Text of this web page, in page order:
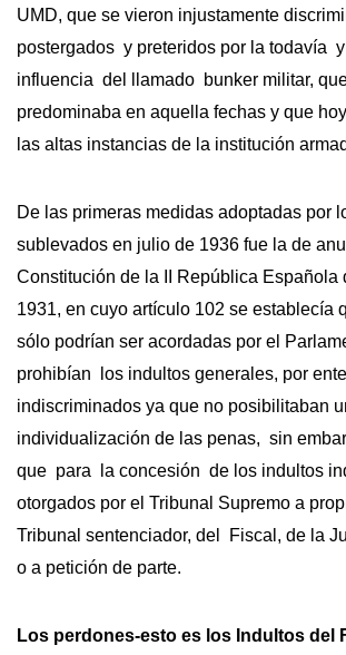
UMD, que se vieron injustamente
postergados y preteridos por la todavía
influencia del llamado bunker militar,
predominaba en aquella fechas y que
las altas instancias de la institución
De las primeras medidas adoptadas por
sublevados en julio de 1936 fue la de
Constitución de la II República Española
1931, en cuyo artículo 102 se establecía
sólo podrían ser acordadas por el
prohibían los indultos generales, por
indiscriminados ya que no posibilitaban
individualización de las penas, sin
que para la concesión de los indultos
otorgados por el Tribunal Supremo a
Tribunal sentenciador, del Fiscal, de la
o a petición de parte.
Los perdones-esto es los Indultos del